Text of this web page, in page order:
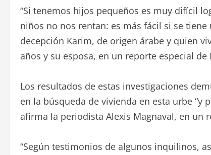
“Si tenemos hijos pequeños es muy difícil
niños no nos rentan: es más fácil si se
decepción Karim, de origen árabe y quien
años y su esposa, en un reporte especial de
Los resultados de estas investigaciones
en la búsqueda de vivienda en esta urbe “y
afirma la periodista Alexis Magnaval, en un
“Según testimonios de algunos inquilinos,